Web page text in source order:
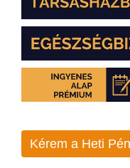
Kérem a Heti